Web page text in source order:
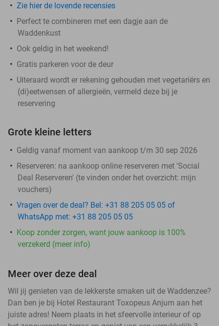
Zie hier de lovende recensies
Perfect te combineren met een dagje aan de
Waddenkust
Ook geldig in het weekend!
Gratis parkeren voor de deur
Uiteraard wordt er rekening gehouden met vegetariërs en
(di)eetwensen of allergieën, vermeld deze bij je
reservering
Grote kleine letters
Geldig vanaf moment van aankoop t/m 30 sep 2026
Reserveren: na aankoop online reserveren met 'Social
Deal Reserveren' (te vinden onder het overzicht: mijn
vouchers)
Vragen over de deal? Bel: +31 88 205 05 05 of
WhatsApp met: +31 88 205 05 05
Koop zonder zorgen, want jouw aankoop is 100%
verzekerd (meer info)
Meer over deze deal
Wil jij genieten van de lekkerste smaken uit de Waddenzee?
Dan ben je bij Hotel Restaurant Toxopeus Anjum aan het
juiste adres! Neem plaats in het sfeervolle interieur of op